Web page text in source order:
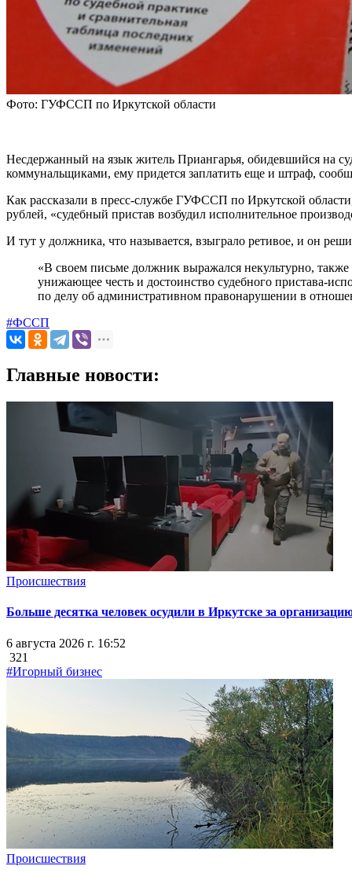
Фото: ГУФССП по Иркутской области
Несдержанный на язык житель Приангарья, обидевшийся на
коммунальщиками, ему придется заплатить еще и штраф,
Как рассказали в пресс-службе ГУФССП по Иркутской
рублей, «судебный пристав возбудил исполнительное
И тут у должника, что называется, взыграло ретивое, и он
«В своем письме должник выражался некультурно,
унижающее честь и достоинство судебного пристава-
по делу об административном правонарушении в
#ФССП
Главные новости:
Происшествия
Больше десятка человек осудили в Иркутске за
6 августа 2026 г. 16:52
321
#Игорный бизнес
Происшествия